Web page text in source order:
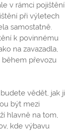
v rámci pojištění
při výletech
samostatně.
k povinnému
na zavazadla,
během převozu
vědět, jak ji
být mezi
hlavně na tom,
kde výbavu